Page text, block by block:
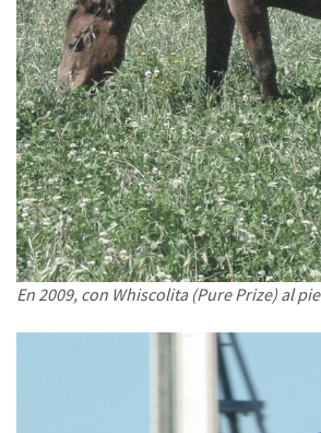
En 2009, con Whiscolita (Pure Prize) al pie